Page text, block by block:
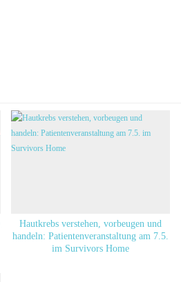
Hautkrebs verstehen, vorbeugen und
handeln: Patientenveranstaltung am 7.5.
im Survivors Home